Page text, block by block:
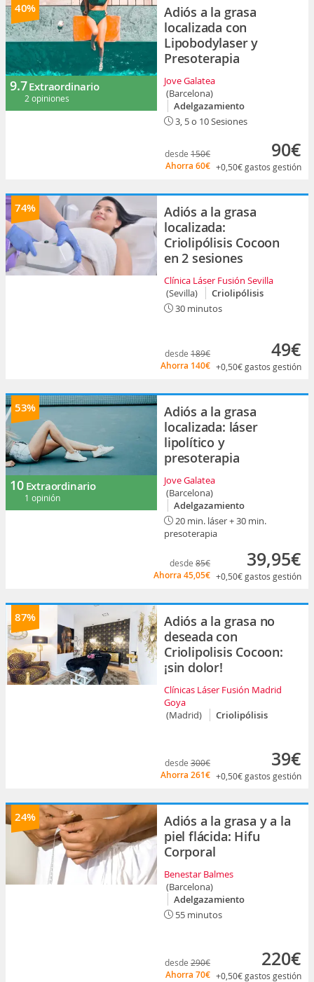
40%
9.7Extraordinario
2 opiniones
Adiós a la grasa
localizada con
Lipobodylaser y
Presoterapia
Jove Galatea
(Barcelona)
Adelgazamiento
3, 5 o 10 Sesiones
desde 150€
Ahorra 60€
90€
+0,50€gastos gestión
74%
Adiós a la grasa
localizada:
Criolipólisis Cocoon
en 2 sesiones
Clínica Láser Fusión Sevilla
(Sevilla)
Criolipólisis
30 minutos
desde 189€
Ahorra 140€
49€
+0,50€gastos gestión
53%
10 Extraordinario
1 opinión
Adiós a la grasa
localizada: láser
lipolítico y
presoterapia
Jove Galatea
(Barcelona)
Adelgazamiento
20 min. láser + 30 min.
presoterapia
desde 85€
Ahorra 45,05€
39,95€
+0,50€gastos gestión
87%
Adiós a la grasa no
deseada con
Criolipolisis Cocoon:
¡sin dolor!
Clínicas Láser Fusión Madrid
Goya
(Madrid)
Criolipólisis
desde 300€
Ahorra 261€
39€
+0,50€gastos gestión
24%
Adiós a la grasa y a la
piel flácida: Hifu
Corporal
Benestar Balmes
(Barcelona)
Adelgazamiento
55 minutos
desde 290€
Ahorra 70€
220€
+0,50€gastos gestión